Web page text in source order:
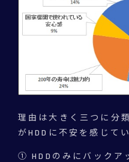
理由は大きく三つに分
がHDDに不安を感じて
① HDDのみにバックア